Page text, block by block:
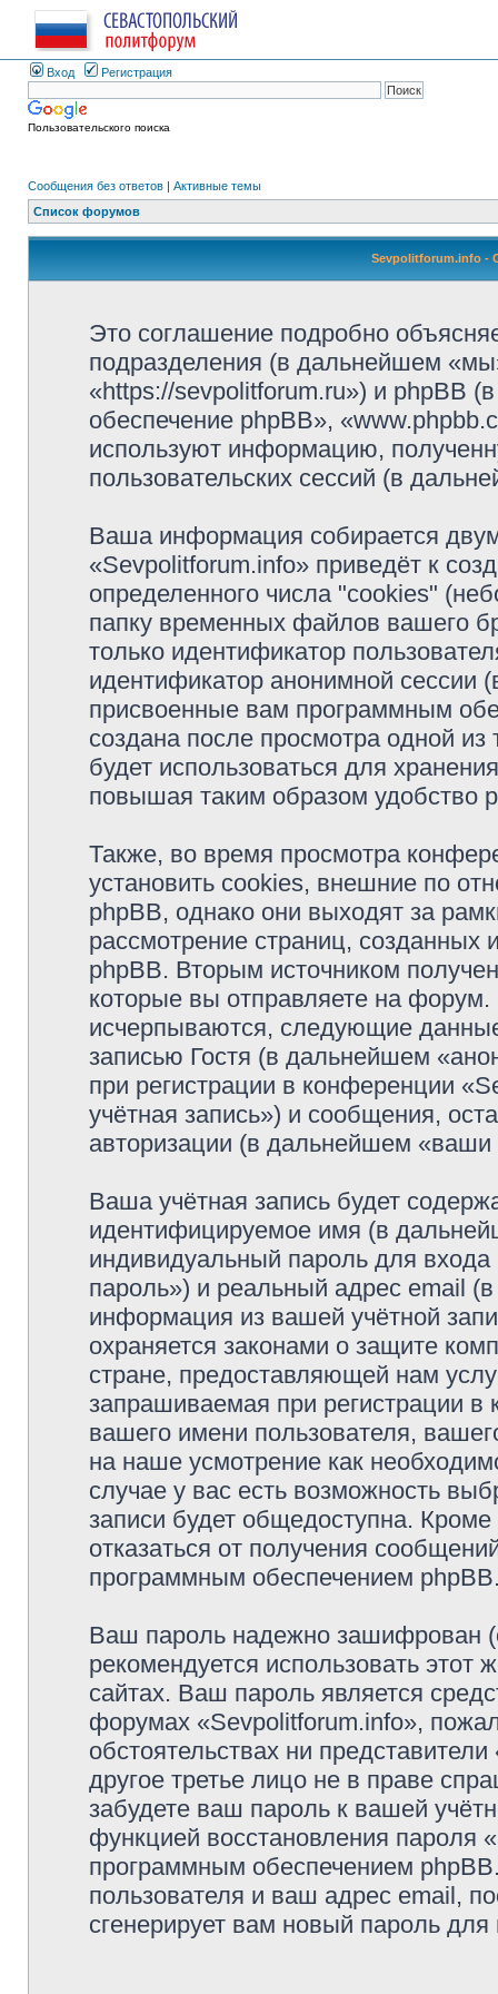
Вход Регистрация
Пользовательского поиска
Сообщения без ответов | Активные темы
Список форумов
Sevpolitforum.info -
Это соглашение подробно
подразделения (в дальнейшем
«https://sevpolitforum.ru») и phpBB
обеспечение phpBB»,
используют информацию,
пользовательских сессий (в
Ваша информация собирается
«Sevpolitforum.info» приведёт к
определенного числа "cookies"
папку временных файлов вашего
только идентификатор
идентификатор анонимной сессии
присвоенные вам программным
создана после просмотра одной
будет использоваться для
повышая таким образом удобство
Также, во время просмотра
установить cookies, внешние по
phpBB, однако они выходят за
рассмотрение страниц,
phpBB. Вторым источником
которые вы отправляете на
исчерпываются, следующие
записью Гостя (в дальнейшем
при регистрации в конференции
учётная запись») и сообщения,
авторизации (в дальнейшем
Ваша учётная запись будет
идентифицируемое имя (в
индивидуальный пароль для
пароль») и реальный адрес email
информация из вашей учётной
охраняется законами о защите
стране, предоставляющей нам
запрашиваемая при регистрации
вашего имени пользователя,
на наше усмотрение как
случае у вас есть возможность
записи будет общедоступна. Кроме
отказаться от получения
программным обеспечением
Ваш пароль надежно зашифрован
рекомендуется использовать этот
сайтах. Ваш пароль является
форумах «Sevpolitforum.info»,
обстоятельствах ни
другое третье лицо не в праве
забудете ваш пароль к вашей
функцией восстановления пароля
программным обеспечением
пользователя и ваш адрес email,
сгенерирует вам новый пароль